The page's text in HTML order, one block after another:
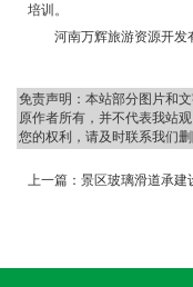
培训。
河南万辉旅游资源开发
免责声明：本站部分图片和
原作者所有，并不代表我站
您的权利，请及时联系我们删
上一篇： 景区玻璃滑道承建